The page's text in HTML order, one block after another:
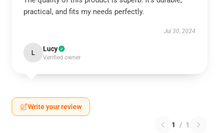
practical, and fits my needs perfectly.
Jul 30, 2024
L Lucy
Verified owner
Write your review
1 / 1